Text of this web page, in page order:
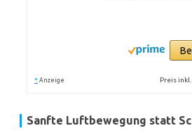
* Anzeige Preis
Sanfte Luftbewegung statt